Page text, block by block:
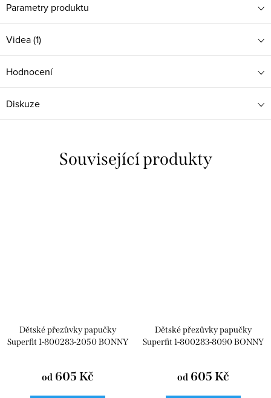
Parametry produktu
Videa (1)
Hodnocení
Diskuze
Související produkty
Dětské přezůvky papučky
Superfit 1-800283-2050 BONNY
od 605 Kč
Dětské přezůvky papučky
Superfit 1-800283-8090 BONNY
od 605 Kč